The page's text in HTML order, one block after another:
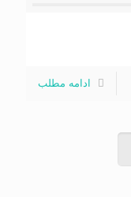
ادامه مطلب